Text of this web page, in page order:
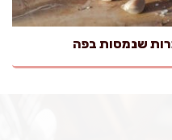
שנמסות בפה